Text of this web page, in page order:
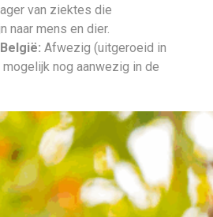
van ziektes die
naar mens en dier.
Afwezig (uitgeroeid in
mogelijk nog aanwezig in de